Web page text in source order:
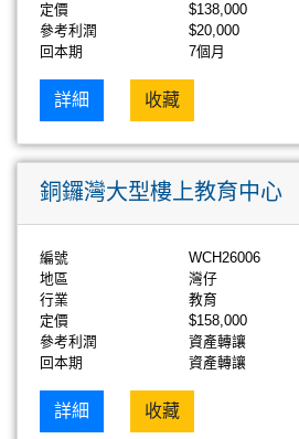
定價
$138,000
參考利潤
$20,000
回本期
7個月
詳細 收藏
銅鑼灣大型樓上教育中心
編號
WCH26006
地區
灣仔
行業
教育
定價
$158,000
參考利潤
資產轉讓
回本期
資產轉讓
詳細 收藏